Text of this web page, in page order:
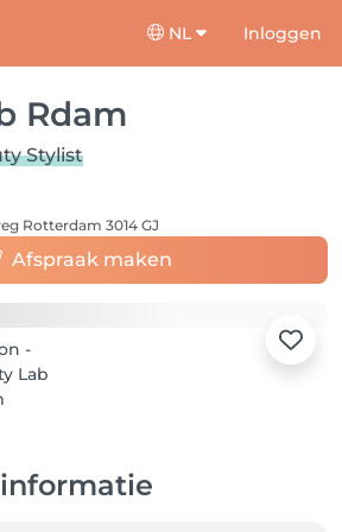
NL Inloggen
Rdam
Stylist
Rotterdam 3014 GJ
Afspraak maken